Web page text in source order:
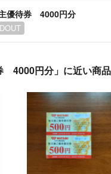
優待券 4000円分
4000円分」に近い商品